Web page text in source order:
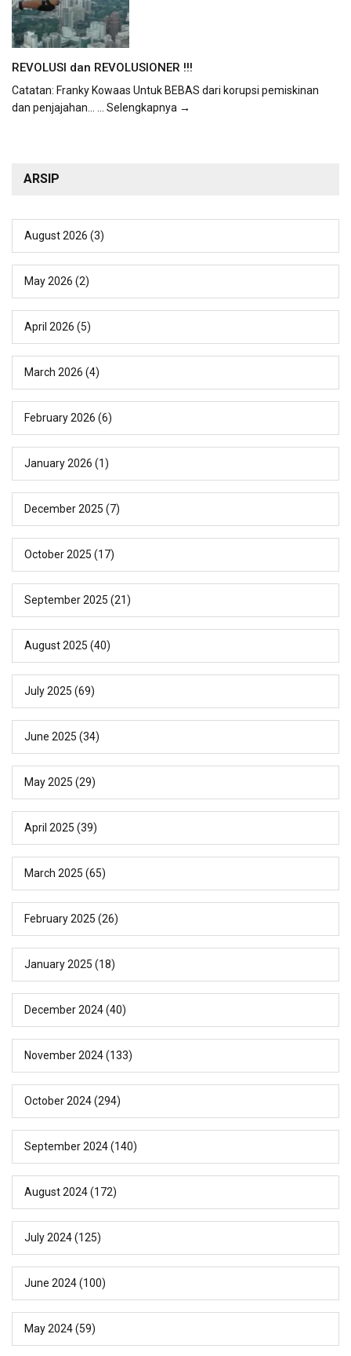
REVOLUSI dan REVOLUSIONER !!!
Catatan: Franky Kowaas Untuk BEBAS dari korupsi pemiskinan
dan penjajahan... ... Selengkapnya →
ARSIP
August 2026 (3)
May 2026 (2)
April 2026 (5)
March 2026 (4)
February 2026 (6)
January 2026 (1)
December 2025 (7)
October 2025 (17)
September 2025 (21)
August 2025 (40)
July 2025 (69)
June 2025 (34)
May 2025 (29)
April 2025 (39)
March 2025 (65)
February 2025 (26)
January 2025 (18)
December 2024(40)
November 2024(133)
October 2024(294)
September 2024(140)
August 2024(172)
July 2024(125)
June 2024(100)
May 2024(59)